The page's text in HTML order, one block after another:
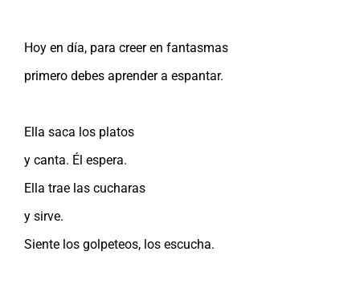
Hoy en día, para creer en fantasmas
primero debes aprender a espantar.
Ella saca los platos
y canta. Él espera.
Ella trae las cucharas
y sirve.
Siente los golpeteos, los escucha.